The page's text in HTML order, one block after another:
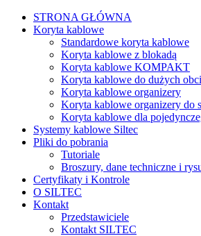
STRONA GŁÓWNA
Koryta kablowe
Standardowe koryta kablowe
Koryta kablowe z blokadą
Koryta kablowe KOMPAKT
Koryta kablowe do dużych
Koryta kablowe organizery
Koryta kablowe organizery do
Koryta kablowe dla
Systemy kablowe Siltec
Pliki do pobrania
Tutoriale
Broszury, dane techniczne i
Certyfikaty i Kontrole
O SILTEC
Kontakt
Przedstawiciele
Kontakt SILTEC